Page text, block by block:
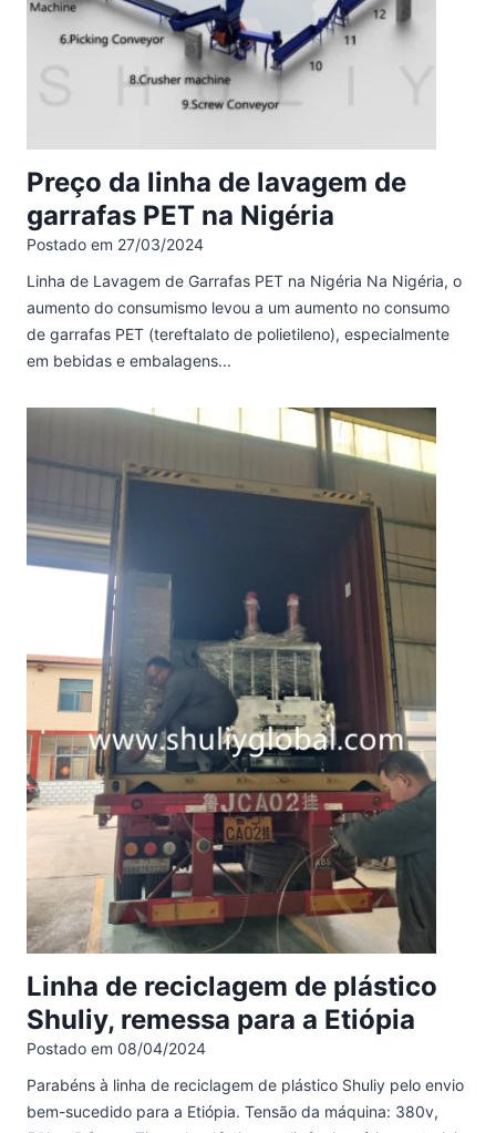
Preço da linha de lavagem de
garrafas PET na Nigéria
Postado em 27/03/2024
Linha de Lavagem de Garrafas PET na Nigéria Na Nigéria, o
aumento do consumismo levou a um aumento no consumo
de garrafas PET (tereftalato de polietileno), especialmente
em bebidas e embalagens...
Linha de reciclagem de plástico
Shuliy, remessa para a Etiópia
Postado em 08/04/2024
Parabéns à linha de reciclagem de plástico Shuliy pelo envio
bem-sucedido para a Etiópia. Tensão da máquina: 380v,